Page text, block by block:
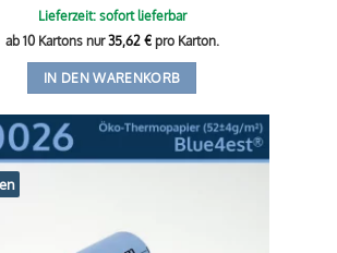
Lieferzeit: sofort lieferbar
ab 10 Kartons nur35,62 €pro Karton.
IN DEN WARENKORB